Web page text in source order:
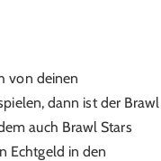
von deinen
dann ist der Brawl
auch Brawl Stars
Echtgeld in den